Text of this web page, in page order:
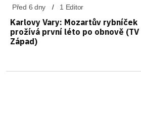
Před 6 dny 1 Editor
Karlovy Vary: Mozartův rybníček
prožívá první léto po obnově (TV
Západ)